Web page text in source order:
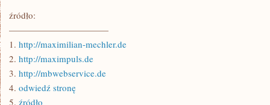
źródło:
———————————
1. http://maximilian-mechler.de
2. http://maximpuls.de
3. http://mbwebservice.de
4. odwiedź stronę
5. źródło